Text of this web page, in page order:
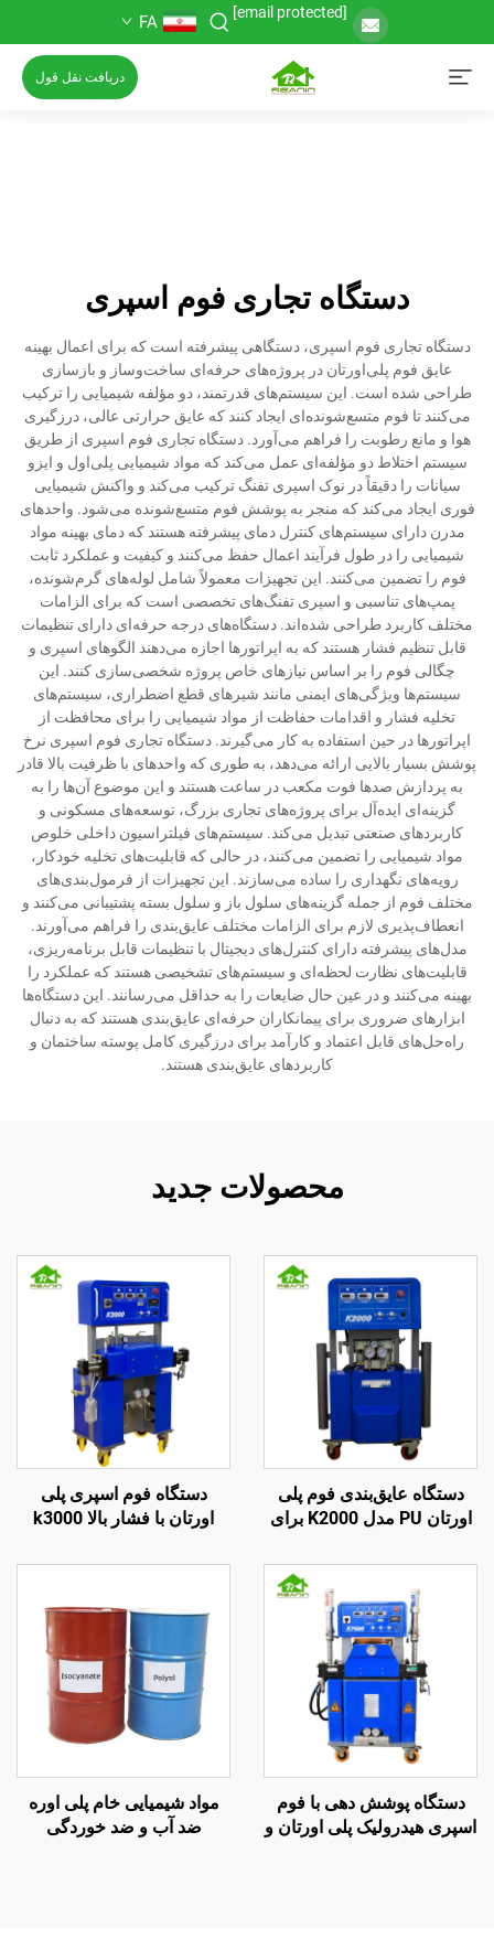
[email protected]
FA
دریافت نقل قول
دستگاه تجاری فوم اسپری
دستگاه تجاری فوم اسپری، دستگاهی پیشرفته است که برای اعمال بهینه
عایق فوم پلی‌اورتان در پروژه‌های حرفه‌ای ساخت‌وساز و بازسازی
طراحی شده است. این سیستم‌های قدرتمند، دو مؤلفه شیمیایی را ترکیب
می‌کنند تا فوم متسع‌شونده‌ای ایجاد کنند که عایق حرارتی عالی، درزگیری
هوا و مانع رطوبت را فراهم می‌آورد. دستگاه تجاری فوم اسپری از طریق
سیستم اختلاط دو مؤلفه‌ای عمل می‌کند که مواد شیمیایی پلی‌اول و ایزو
سیانات را دقیقاً در نوک اسپری تفنگ ترکیب می‌کند و واکنش شیمیایی
فوری ایجاد می‌کند که منجر به پوشش فوم متسع‌شونده می‌شود. واحدهای
مدرن دارای سیستم‌های کنترل دمای پیشرفته هستند که دمای بهینه مواد
شیمیایی را در طول فرآیند اعمال حفظ می‌کنند و کیفیت و عملکرد ثابت
فوم را تضمین می‌کنند. این تجهیزات معمولاً شامل لوله‌های گرم‌شونده،
پمپ‌های تناسبی و اسپری تفنگ‌های تخصصی است که برای الزامات
مختلف کاربرد طراحی شده‌اند. دستگاه‌های درجه حرفه‌ای دارای تنظیمات
قابل تنظیم فشار هستند که به اپراتورها اجازه می‌دهند الگوهای اسپری و
چگالی فوم را بر اساس نیازهای خاص پروژه شخصی‌سازی کنند. این
سیستم‌ها ویژگی‌های ایمنی مانند شیرهای قطع اضطراری، سیستم‌های
تخلیه فشار و اقدامات حفاظت از مواد شیمیایی را برای محافظت از
اپراتورها در حین استفاده به کار می‌گیرند. دستگاه تجاری فوم اسپری نرخ
پوشش بسیار بالایی ارائه می‌دهد، به طوری که واحدهای با ظرفیت بالا قادر
به پردازش صدها فوت مکعب در ساعت هستند و این موضوع آن‌ها را به
گزینه‌ای ایده‌آل برای پروژه‌های تجاری بزرگ، توسعه‌های مسکونی و
کاربردهای صنعتی تبدیل می‌کند. سیستم‌های فیلتراسیون داخلی خلوص
مواد شیمیایی را تضمین می‌کنند، در حالی که قابلیت‌های تخلیه خودکار،
رویه‌های نگهداری را ساده می‌سازند. این تجهیزات از فرمول‌بندی‌های
مختلف فوم از جمله گزینه‌های سلول باز و سلول بسته پشتیبانی می‌کنند و
انعطاف‌پذیری لازم برای الزامات مختلف عایق‌بندی را فراهم می‌آورند.
مدل‌های پیشرفته دارای کنترل‌های دیجیتال با تنظیمات قابل برنامه‌ریزی،
قابلیت‌های نظارت لحظه‌ای و سیستم‌های تشخیصی هستند که عملکرد را
بهینه می‌کنند و در عین حال ضایعات را به حداقل می‌رسانند. این دستگاه‌ها
ابزارهای ضروری برای پیمانکاران حرفه‌ای عایق‌بندی هستند که به دنبال
راه‌حل‌های قابل اعتماد و کارآمد برای درزگیری کامل پوسته ساختمان و
کاربردهای عایق‌بندی هستند.
محصولات جدید
دستگاه عایق‌بندی فوم پلی
اورتان PU مدل K2000 برای
دستگاه فوم اسپری پلی
اورتان با فشار بالا k3000
سقف
دستگاه پوشش دهی با فوم
اسپری هیدرولیک پلی اورتان و
مواد شیمیایی خام پلی اوره
ضد آب و ضد خوردگی